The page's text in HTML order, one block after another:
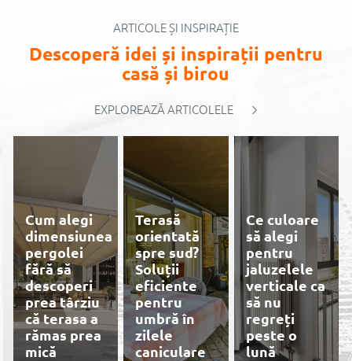
ARTICOLE ȘI INSPIRAȚIE
Descoperă idei și inspirații pentru
casă și birou
EXPLOREAZĂ ARTICOLELE
Cum alegi
dimensiunea
pergolei
fără să
descoperi
prea târziu
că terasa a
rămas prea
mică
Terasă
orientată
spre sud?
Soluții
eficiente
pentru
umbră în
zilele
caniculare
Ce culoare
să alegi
pentru
jaluzelele
verticale ca
să nu
regreți
peste o
lună